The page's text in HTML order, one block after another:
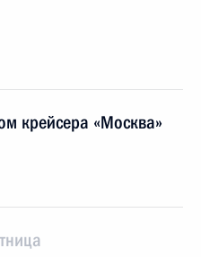
крейсера «Москва»